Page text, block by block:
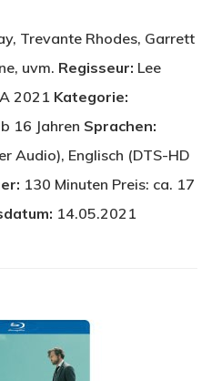
Trevante Rhodes, Garrett
uvm. Regisseur: Lee
2021 Kategorie:
16 Jahren Sprachen:
Audio), Englisch (DTS-HD
130 Minuten Preis: ca. 17
14.05.2021